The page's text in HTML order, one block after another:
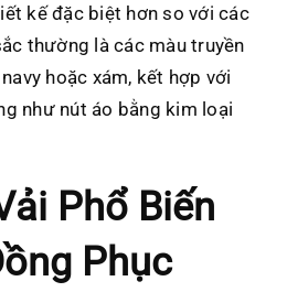
kế đặc biệt hơn so với các
thường là các màu truyền
hoặc xám, kết hợp với
như nút áo bằng kim loại
Phổ Biến
Phục